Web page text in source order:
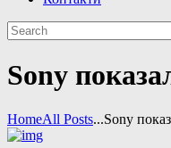
Sony
HomeAll Posts...Sony